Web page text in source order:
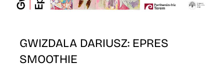
GWIZDALA DARIUSZ: EPRES
SMOOTHIE